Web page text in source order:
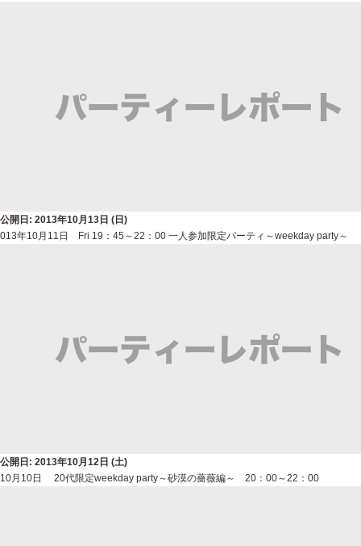
公開日: 2013年10月13日 (日)
013年10月11日 Fri 19：45～22：00 一人参加限定パーティ～weekday party～
公開日: 2013年10月12日 (土)
10月10日 20代限定weekday party～砂漠の薔薇編～ 20：00～22：00